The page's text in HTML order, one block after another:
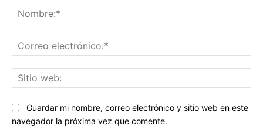
Guardar mi nombre, correo electrónico y sitio web en este
navegador la próxima vez que comente.